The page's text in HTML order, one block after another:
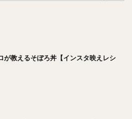
が教えるそぼろ丼【インスタ映えレシ